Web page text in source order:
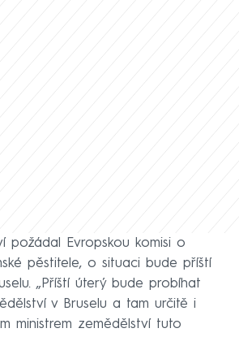
požádal Evropskou komisi o
pěstitele, o situaci bude příští
„Příští úterý bude probíhat
v Bruselu a tam určitě i
ministrem zemědělství tuto